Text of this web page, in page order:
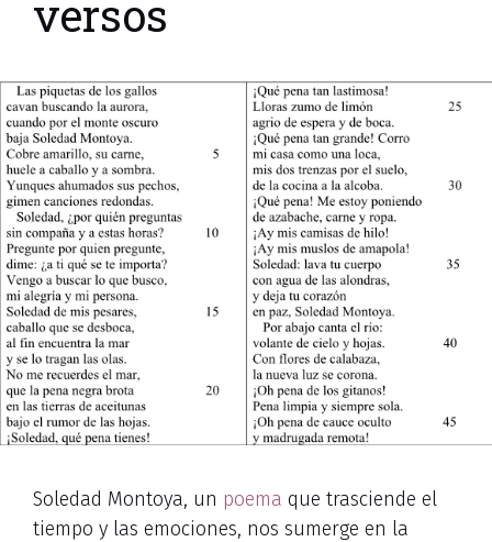
versos
Soledad Montoya, un poema que trasciende el
tiempo y las emociones, nos sumerge en la